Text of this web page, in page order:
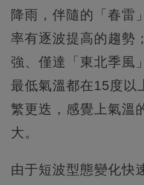
降雨，伴隨的「春雷
率有逐波提高的趨勢
強、僅達「東北季風
最低氣溫都在15度以
繁更迭，感覺上氣溫
大。
由于短波型態變化快